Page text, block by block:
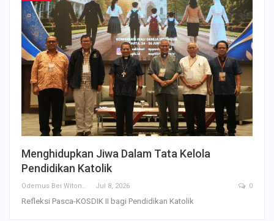
Menghidupkan Jiwa Dalam Tata Kelola
Pendidikan Katolik
Odemus Bei Witono Jul 8, 2026 0
Refleksi Pasca-KOSDIK II bagi Pendidikan Katolik